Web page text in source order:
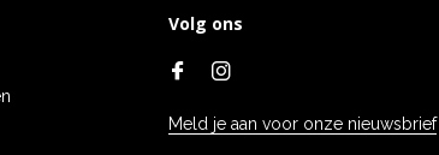
Volg ons
Meld je aan voor onze nieuwsbrief